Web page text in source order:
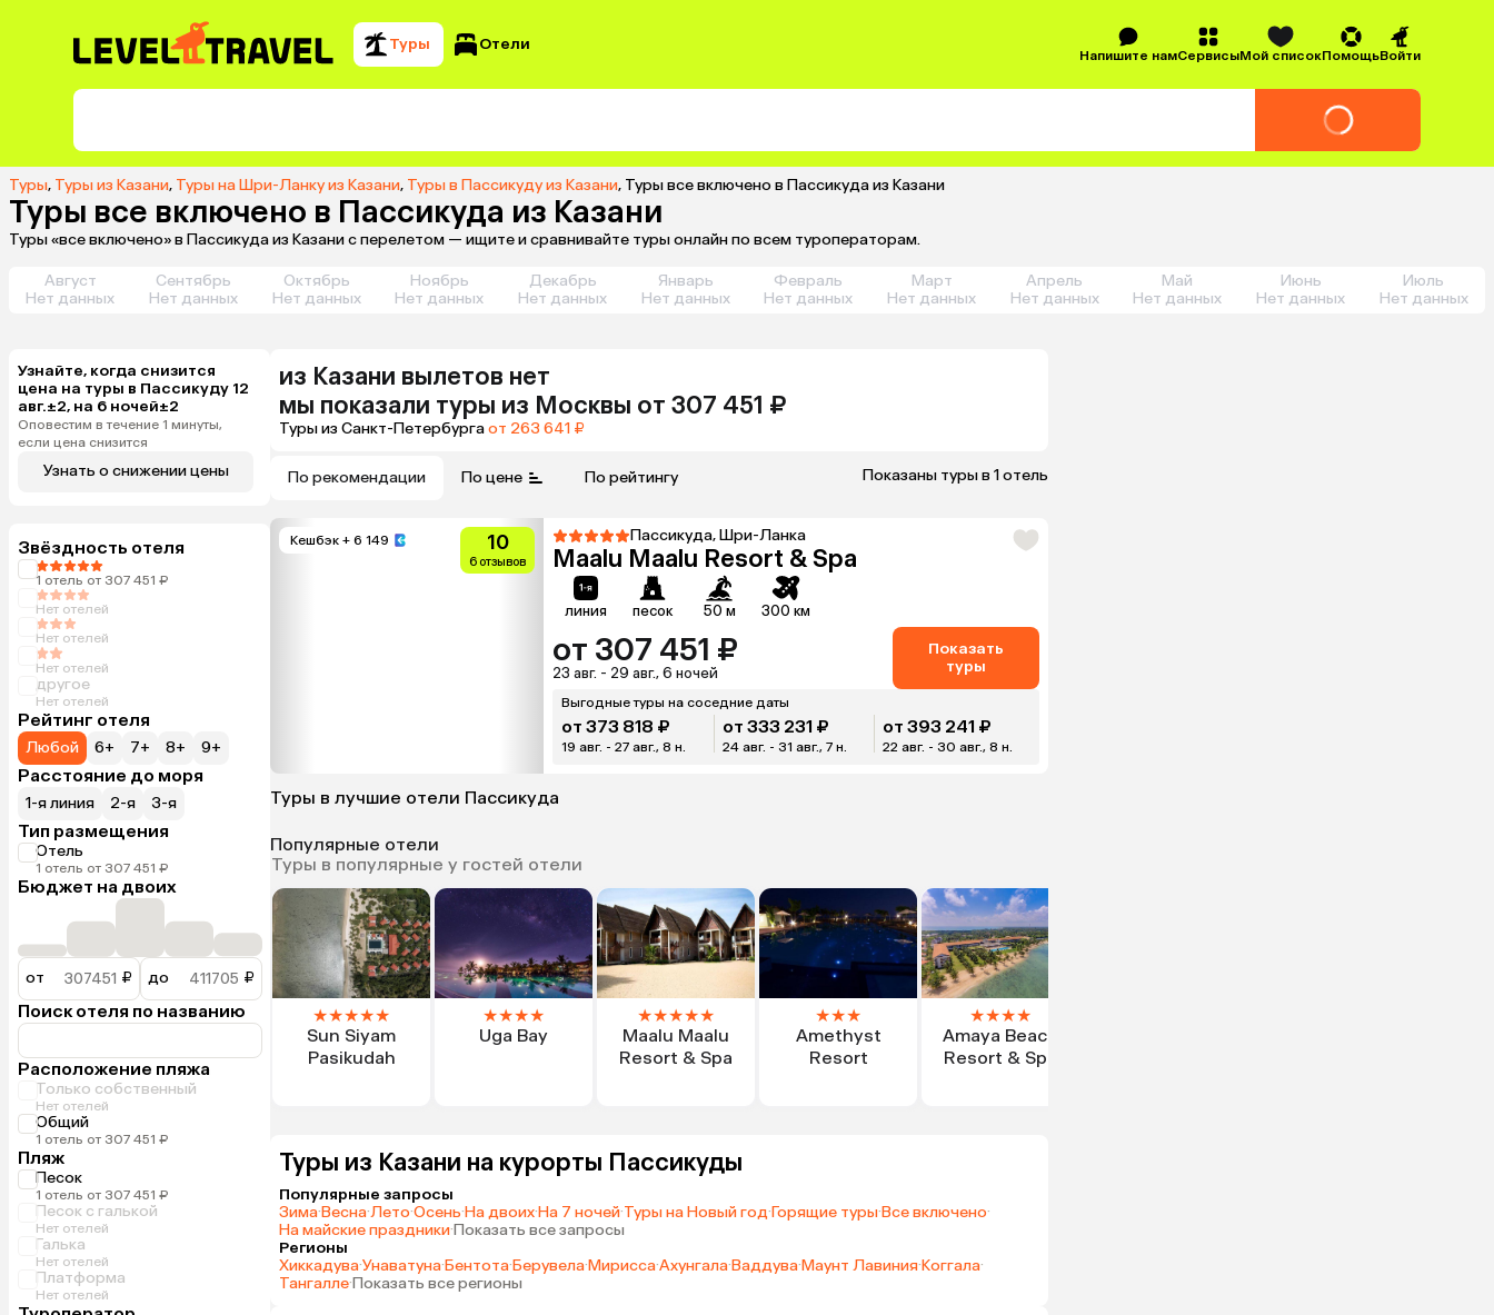
Туры Отели
Напишите намСервисыМой списокПомощьВойти
Туры, Туры из Казани, Туры на Шри-Ланку из Казани, Туры в Пассикуду из Казани, Туры все включено в Пассикуда из Казани
Туры все включено в Пассикуда из Казани
Туры «все включено» в Пассикуда из Казани с перелетом — ищите и сравнивайте туры онлайн по всем туроператорам.
Август
Нет данных
Сентябрь
Нет данных
Октябрь
Нет данных
Ноябрь
Нет данных
Декабрь
Нет данных
Январь
Нет данных
Февраль
Нет данных
Март
Нет данных
Апрель
Нет данных
Май
Нет данных
Июнь
Нет данных
Июль
Нет данных
Узнайте, когда снизится
цена на туры в Пассикуду 12
авг.±2, на 6 ночей±2
Оповестим в течение 1 минуты,
если цена снизится
Узнать о снижении цены
Звёздность отеля
1 отель от 307 451 ₽
Нет отелей
Нет отелей
Нет отелей
другое
Нет отелей
Рейтинг отеля
Любой 6+ 7+ 8+ 9+
Расстояние до моря
1-я линия 2-я 3-я
Тип размещения
Отель
1 отель от 307 451 ₽
Бюджет на двоих
от ₽ до ₽
Поиск отеля по названию
Расположение пляжа
Только собственный
Нет отелей
Общий
1 отель от 307 451 ₽
Пляж
Песок
1 отель от 307 451 ₽
Песок с галькой
Нет отелей
Галька
Нет отелей
Платформа
Нет отелей
из Казани вылетов нет
мы показали туры из Москвы от 307 451 ₽
Туры из Санкт-Петербургаот 263 641 ₽
По рекомендации По цене По рейтингу Показаны туры в 1 отель
Кешбэк + 6 149 10
6 отзывов
Пассикуда, Шри-Ланка
Maalu Maalu Resort & Spa
линия песок 50 м 300 км
от 307 451 ₽
23 авг. - 29 авг., 6 ночей
Показать
туры
Выгодные туры на соседние даты
от 373 818 ₽
19 авг. - 27 авг., 8 н.
от 333 231 ₽
24 авг. - 31 авг., 7 н.
от 393 241 ₽
22 авг. - 30 авг., 8 н.
Туры в лучшие отели Пассикуда
Популярные отели
Туры в популярные у гостей отели
★★★★★
Sun Siyam
Pasikudah
★★★★
Uga Bay
★★★★★
Maalu Maalu
Resort & Spa
★★★
Amethyst
Resort
★★★★
Amaya Beach
Resort & Spa
Туры из Казани на курорты Пассикуды
Популярные запросы
Зима·Весна·Лето·Осень·На двоих·На 7 ночей·Туры на Новый год·Горящие туры·Все включено·
На майские праздники·Показать все запросы
Регионы
Хиккадува·Унаватуна·Бентота·Берувела·Мирисса·Ахунгала·Ваддува·Маунт Лавиния·Коггала·
Тангалле·Показать все регионы